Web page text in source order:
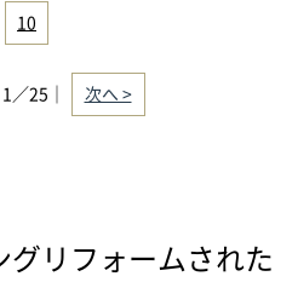
10
1／25｜ 次へ >
グリフォームされた